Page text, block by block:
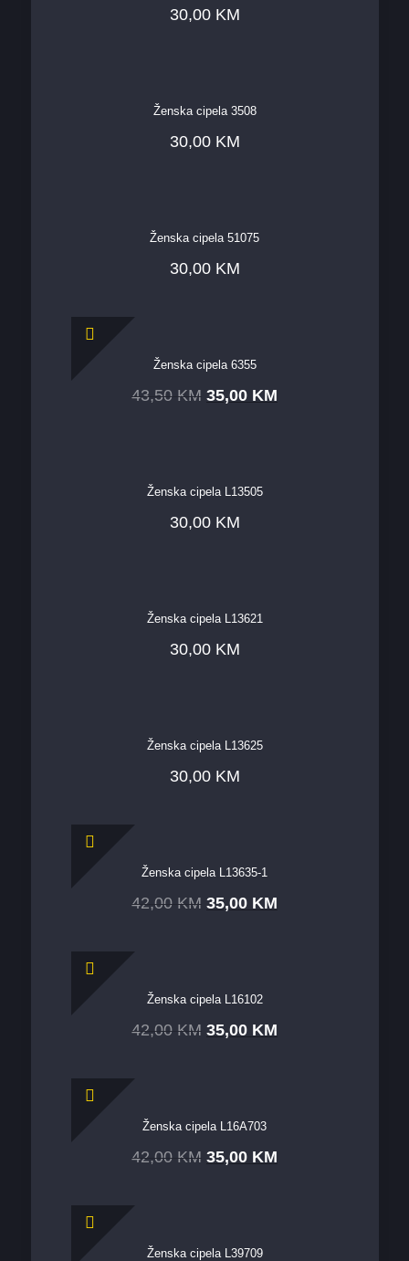
30,00 KM
Ženska cipela 3508
30,00 KM
Ženska cipela 51075
30,00 KM
Ženska cipela 6355
43,50 KM 35,00 KM
Ženska cipela L13505
30,00 KM
Ženska cipela L13621
30,00 KM
Ženska cipela L13625
30,00 KM
Ženska cipela L13635-1
42,00 KM 35,00 KM
Ženska cipela L16102
42,00 KM 35,00 KM
Ženska cipela L16A703
42,00 KM 35,00 KM
Ženska cipela L39709